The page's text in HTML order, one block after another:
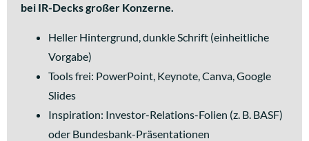
bei IR-Decks großer Konzerne.
Heller Hintergrund, dunkle Schrift (einheitliche
Vorgabe)
Tools frei: PowerPoint, Keynote, Canva, Google
Slides
Inspiration: Investor-Relations-Folien (z. B. BASF)
oder Bundesbank-Präsentationen